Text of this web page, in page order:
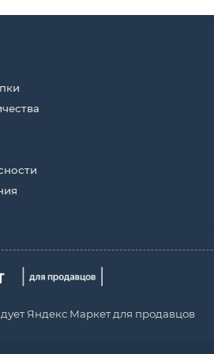
Яндекс Маркет для продавцов